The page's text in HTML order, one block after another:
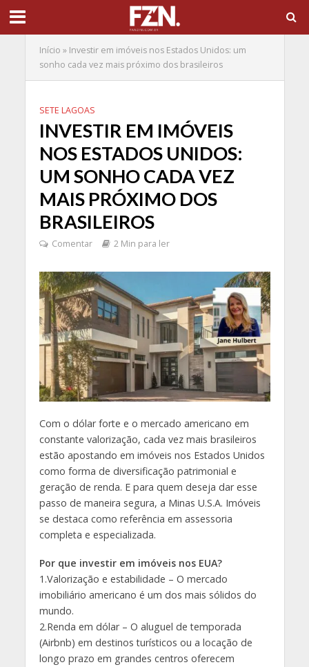
Início » Investir em imóveis nos Estados Unidos: um
sonho cada vez mais próximo dos brasileiros
SETE LAGOAS
INVESTIR EM IMÓVEIS
NOS ESTADOS UNIDOS:
UM SONHO CADA VEZ
MAIS PRÓXIMO DOS
BRASILEIROS
Comentar 2 Min para ler
Com o dólar forte e o mercado americano em
constante valorização, cada vez mais brasileiros
estão apostando em imóveis nos Estados Unidos
como forma de diversificação patrimonial e
geração de renda. E para quem deseja dar esse
passo de maneira segura, a Minas U.S.A. Imóveis
se destaca como referência em assessoria
completa e especializada.
Por que investir em imóveis nos EUA?
1.Valorização e estabilidade – O mercado
imobiliário americano é um dos mais sólidos do
mundo.
2.Renda em dólar – O aluguel de temporada
(Airbnb) em destinos turísticos ou a locação de
longo prazo em grandes centros oferecem